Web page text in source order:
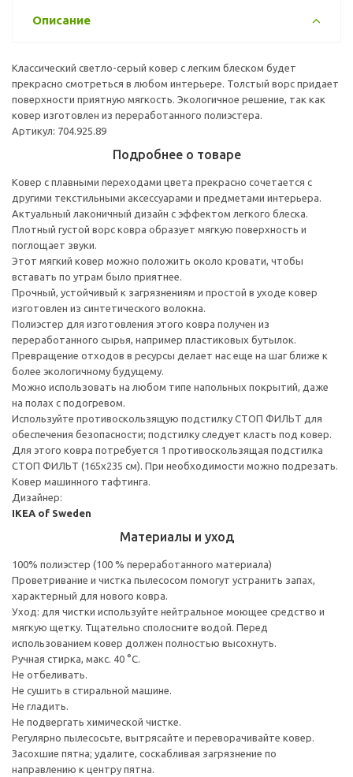
Описание
Классический светло-серый ковер с легким блеском будет
прекрасно смотреться в любом интерьере. Толстый ворс придает
поверхности приятную мягкость. Экологичное решение, так как
ковер изготовлен из переработанного полиэстера.
Артикул: 704.925.89
Подробнее о товаре
Ковер с плавными переходами цвета прекрасно сочетается с
другими текстильными аксессуарами и предметами интерьера.
Актуальный лаконичный дизайн с эффектом легкого блеска.
Плотный густой ворс ковра образует мягкую поверхность и
поглощает звуки.
Этот мягкий ковер можно положить около кровати, чтобы
вставать по утрам было приятнее.
Прочный, устойчивый к загрязнениям и простой в уходе ковер
изготовлен из синтетического волокна.
Полиэстер для изготовления этого ковра получен из
переработанного сырья, например пластиковых бутылок.
Превращение отходов в ресурсы делает нас еще на шаг ближе к
более экологичному будущему.
Можно использовать на любом типе напольных покрытий, даже
на полах с подогревом.
Используйте противоскользящую подстилку СТОП ФИЛЬТ для
обеспечения безопасности; подстилку следует класть под ковер.
Для этого ковра потребуется 1 противоскользящая подстилка
СТОП ФИЛЬТ (165x235 см). При необходимости можно подрезать.
Ковер машинного тафтинга.
Дизайнер:
IKEA of Sweden
Материалы и уход
100% полиэстер (100 % переработанного материала)
Проветривание и чистка пылесосом помогут устранить запах,
характерный для нового ковра.
Уход: для чистки используйте нейтральное моющее средство и
мягкую щетку. Тщательно сполосните водой. Перед
использованием ковер должен полностью высохнуть.
Ручная стирка, макс. 40 °C.
Не отбеливать.
Не сушить в стиральной машине.
Не гладить.
Не подвергать химической чистке.
Регулярно пылесосьте, вытрясайте и переворачивайте ковер.
Засохшие пятна; удалите, соскабливая загрязнение по
направлению к центру пятна.